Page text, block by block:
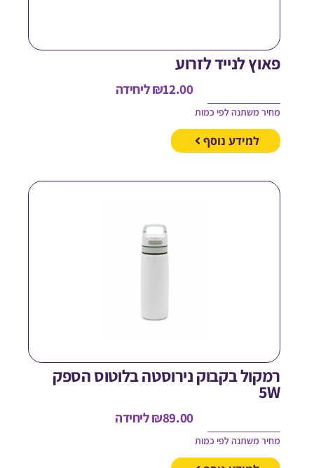
לנייד לזרוע
₪ליחידה
משתנה לפי כמות
למידע נוסף
בקבוק נירוסטה בלוטוס הספק
₪ליחידה
משתנה לפי כמות